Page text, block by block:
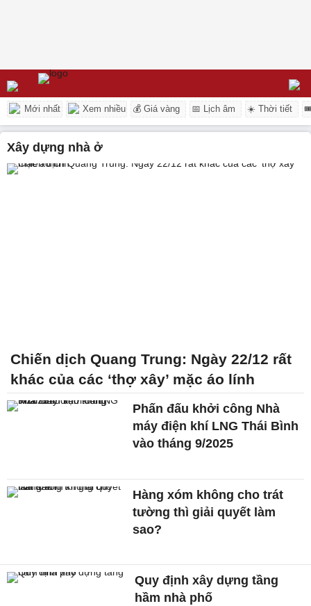
Mới nhất Xem nhiều 💰 Giá vàng 📅 Lịch âm ☀️ Thời tiết
xây dựng nhà ở
Chiến dịch Quang Trung: Ngày 22/12 rất
khác của các ‘thợ xây’ mặc áo lính
Phấn đấu khởi công Nhà
máy điện khí LNG Thái Bình
vào tháng 9/2025
Hàng xóm không cho trát
tường thì giải quyết làm
sao?
Quy định xây dựng tầng
hầm nhà phố